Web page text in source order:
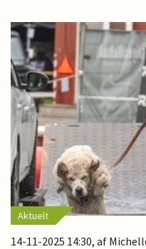
Aktuelt
14-11-2025 14:30, af